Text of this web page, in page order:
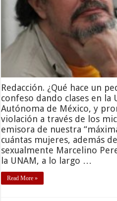
Redacción. ¿Qué hace un
confeso dando clases en la
Autónoma de México, y
violación a través de los
emisora de nuestra
cuántas mujeres, además
sexualmente Marcelino
la UNAM, a lo largo …
Read More »